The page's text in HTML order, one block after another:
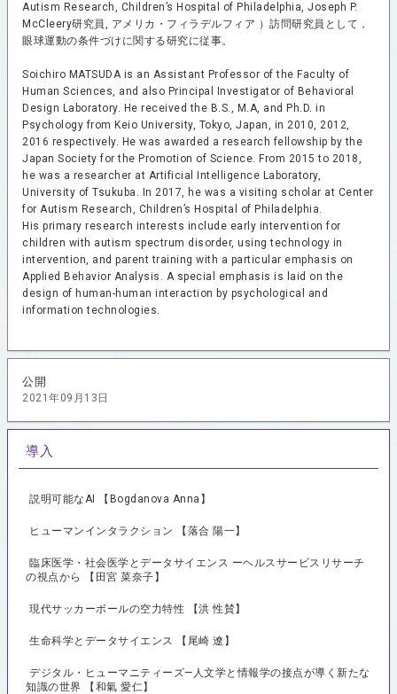
Autism Research, Children’s Hospital of Philadelphia, Joseph P.
McCleery研究員, アメリカ・フィラデルフィア ）訪問研究員として，
眼球運動の条件づけに関する研究に従事。
Soichiro MATSUDA is an Assistant Professor of the Faculty of
Human Sciences, and also Principal Investigator of Behavioral
Design Laboratory. He received the B.S., M.A, and Ph.D. in
Psychology from Keio University, Tokyo, Japan, in 2010, 2012,
2016 respectively. He was awarded a research fellowship by the
Japan Society for the Promotion of Science. From 2015 to 2018,
he was a researcher at Artificial Intelligence Laboratory,
University of Tsukuba. In 2017, he was a visiting scholar at Center
for Autism Research, Children’s Hospital of Philadelphia.
His primary research interests include early intervention for
children with autism spectrum disorder, using technology in
intervention, and parent training with a particular emphasis on
Applied Behavior Analysis. A special emphasis is laid on the
design of human-human interaction by psychological and
information technologies.
公開
2021年09月13日
導入
説明可能なAI 【Bogdanova Anna】
ヒューマンインタラクション 【落合 陽一】
臨床医学・社会医学とデータサイエンス ーヘルスサービスリサーチ
の視点から 【田宮 菜奈子】
現代サッカーボールの空力特性 【洪 性賛】
生命科学とデータサイエンス 【尾崎 遼】
デジタル・ヒューマニティーズ—人文学と情報学の接点が導く新たな
知識の世界 【和氣 愛仁】